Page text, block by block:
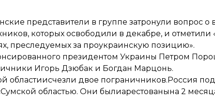
представители в группе затронули вопрос
которых освободили в декабре, и
преследуемых за проукраинскую позицию».
президентом Украины Петром
Игорь Дзюбак и Богдан Марцонь.
областиисчезли двое пограничников.Россия
областью. Они былиарестованына 2